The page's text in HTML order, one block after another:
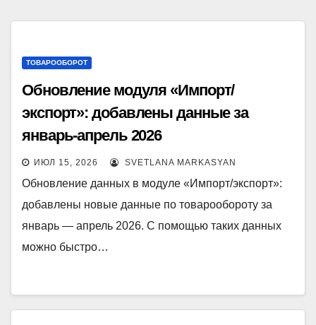
ТОВАРООБОРОТ
Обновление модуля «Импорт/
экспорт»: добавлены данные за
январь-апрель 2026
ИЮЛ 15, 2026 SVETLANA MARKASYAN
Обновление данных в модуле «Импорт/экспорт»:
добавлены новые данные по товарообороту за
январь — апрель 2026. С помощью таких данных
можно быстро…